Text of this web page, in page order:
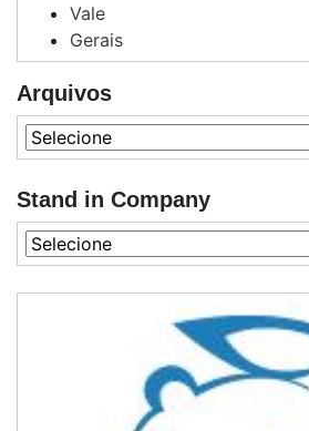
Vale
Gerais
Arquivos
Stand in Company